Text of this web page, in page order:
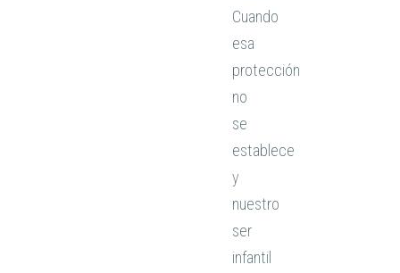
Cuando
esa
protección
no
se
establece
y
nuestro
ser
infantil